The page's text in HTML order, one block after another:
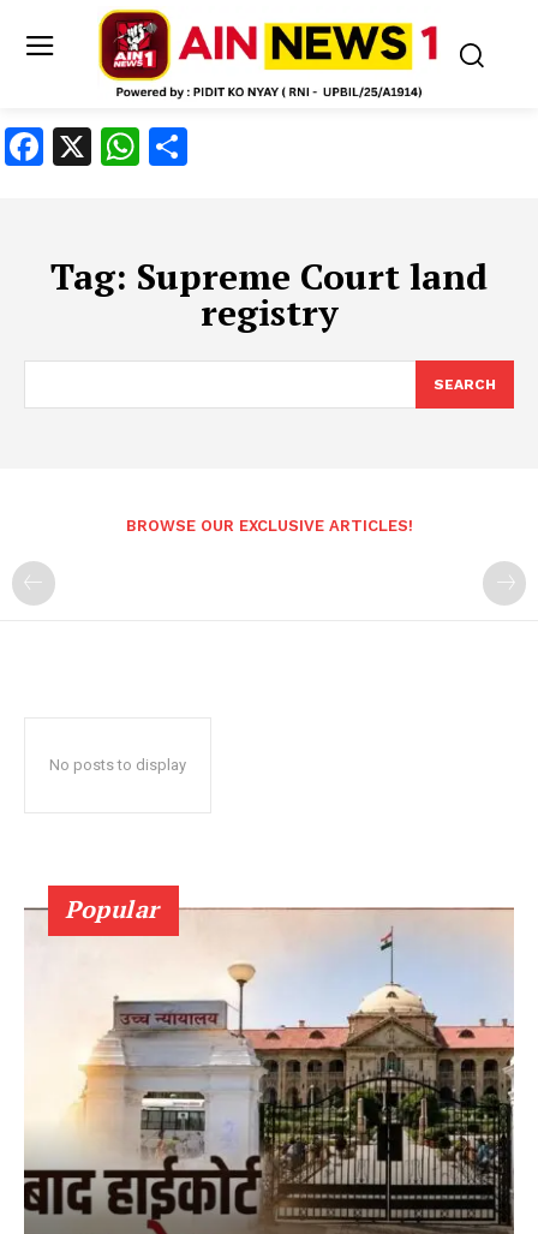
Facebook
X WhatsApp
Tag: Supreme Court land
registry
SEARCH
BROWSE OUR EXCLUSIVE ARTICLES!
No posts to display
Popular